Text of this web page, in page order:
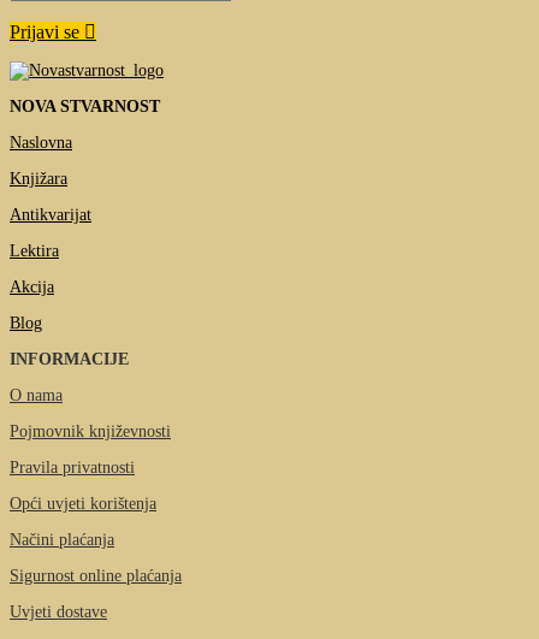
Prijavi se
NOVA STVARNOST
Naslovna
Knjižara
Antikvarijat
Lektira
Akcija
Blog
INFORMACIJE
O nama
Pojmovnik književnosti
Pravila privatnosti
Opći uvjeti korištenja
Načini plaćanja
Sigurnost online plaćanja
Uvjeti dostave